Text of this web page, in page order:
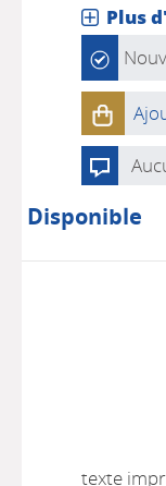
Plus
Disponible
texte